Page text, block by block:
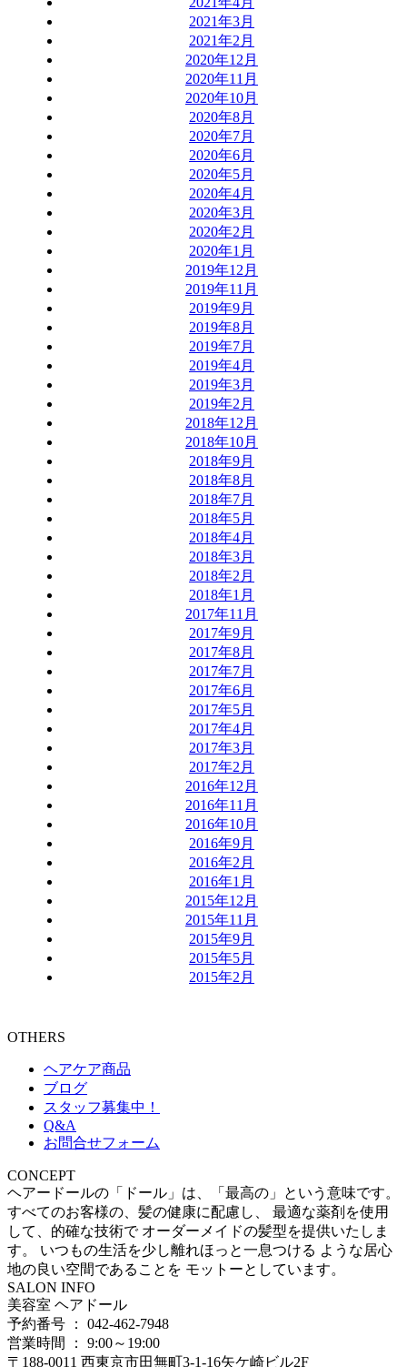
2021年3月
2021年2月
2020年12月
2020年11月
2020年10月
2020年8月
2020年7月
2020年6月
2020年5月
2020年4月
2020年3月
2020年2月
2020年1月
2019年12月
2019年11月
2019年9月
2019年8月
2019年7月
2019年4月
2019年3月
2019年2月
2018年12月
2018年10月
2018年9月
2018年8月
2018年7月
2018年5月
2018年4月
2018年3月
2018年2月
2018年1月
2017年11月
2017年9月
2017年8月
2017年7月
2017年6月
2017年5月
2017年4月
2017年3月
2017年2月
2016年12月
2016年11月
2016年10月
2016年9月
2016年2月
2016年1月
2015年12月
2015年11月
2015年9月
2015年5月
2015年2月
OTHERS
ヘアケア商品
ブログ
スタッフ募集中！
Q&A
お問合せフォーム
CONCEPT
ヘアードールの「ドール」は、「最高の」という意味です。
すべてのお客様の、髪の健康に配慮し、 最適な薬剤を使用
して、的確な技術で オーダーメイドの髪型を提供いたしま
す。 いつもの生活を少し離れほっと一息つける ような居心
地の良い空間であることを モットーとしています。
SALON INFO
美容室 ヘアドール
予約番号 ： 042-462-7948
営業時間 ： 9:00～19:00
〒188-0011 西東京市田無町3-1-16矢ケ崎ビル2F